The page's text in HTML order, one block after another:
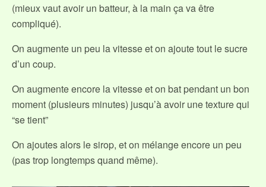
(mieux vaut avoir un batteur, à la main ça va être
compliqué).
On augmente un peu la vitesse et on ajoute tout le sucre
d’un coup.
On augmente encore la vitesse et on bat pendant un bon
moment (plusieurs minutes) jusqu’à avoir une texture qui
“se tient”
On ajoutes alors le sirop, et on mélange encore un peu
(pas trop longtemps quand même).